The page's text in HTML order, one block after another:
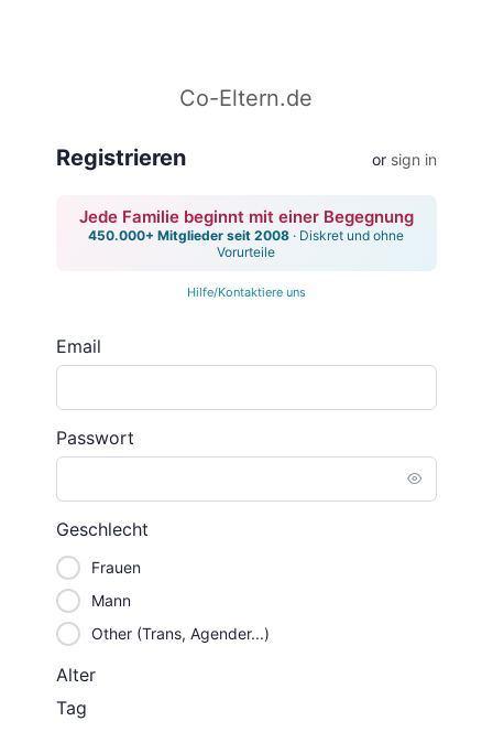
Co-Eltern.de
Registrieren or sign in
Jede Familie beginnt mit einer Begegnung
450.000+ Mitglieder seit 2008 · Diskret und ohne
Vorurteile
Hilfe/Kontaktiere uns
Email
Passwort
Geschlecht
Frauen
Mann
Other (Trans, Agender...)
Alter
Tag